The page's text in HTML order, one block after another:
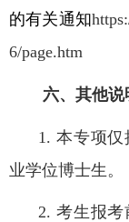
的有关通知
6/page.htm
六、 其他说
1. 本专项
业学位博士生。
2. 考生报考